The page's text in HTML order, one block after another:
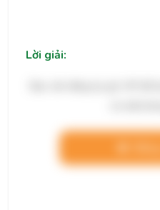
Lời giải: